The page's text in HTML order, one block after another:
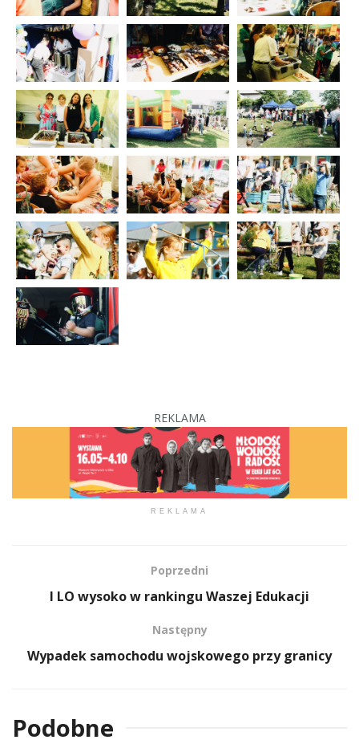
REKLAMA
REKLAMA
Poprzedni
I LO wysoko w rankingu Waszej Edukacji
Następny
Wypadek samochodu wojskowego przy granicy
Podobne